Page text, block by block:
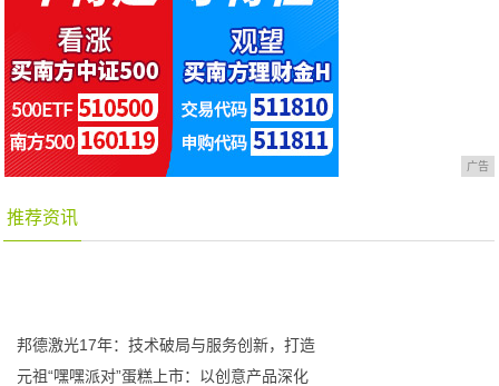
广告
推荐资讯
邦德激光17年：技术破局与服务创新，打造
元祖“嘿嘿派对”蛋糕上市：以创意产品深化